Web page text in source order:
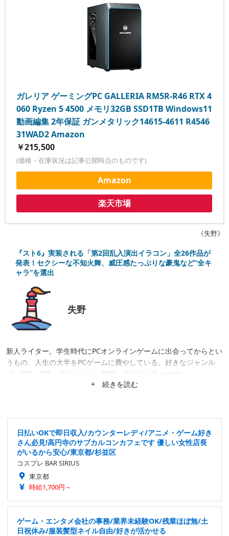
ガレリア ゲーミングPC GALLERIA RM5R-R46 RTX 4
060 Ryzen 5 4500 メモリ32GB SSD1TB Windows11
動画編集 2年保証 ガンメタリック14615-4611 R4546
31WAD2 Amazon
￥215,500
(価格・在庫状況は記事公開時点のものです)
Amazon
楽天市場
《失野》
『スト6』実装される「第2回乱入演出イラコン」全26作品が
発表！セクシーな不知火舞、威圧感たっぷりな豪鬼など“全キ
ャラ”を選出
失野
新人ライター。学生時代にPCオンラインゲームに出会ってからとい
うもの、人生の大半をPCゲームに費やしている。好きなジャンル
は、FPS・TPS、アクション、RPG、アドベンチャーetc...
+ 続きを読む
日払いOKで即日収入/カウンターレディ/アニメ・ゲーム好き
さん必見!高円寺のサブカルコンカフェです 優しい女性店長
がいるから安心/東京都/杉並区
コスプレ BAR SIRIUS
東京都
時給1,700円～
ゲーム・エンタメ会社の事務/業界未経験OK/残業ほぼ無/土
日祝休み/服装髪型ネイル自由/好きが活かせる